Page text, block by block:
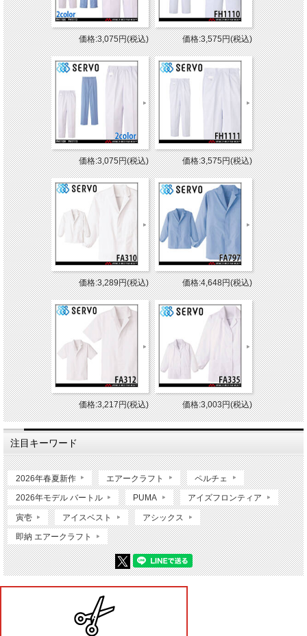
価格:3,075円(税込) 価格:3,575円(税込)
価格:3,075円(税込) 価格:3,575円(税込)
価格:3,289円(税込) 価格:4,648円(税込)
価格:3,217円(税込) 価格:3,003円(税込)
注目キーワード
2026年春夏新作 エアークラフト ペルチェ
2026年モデル バートル PUMA アイズフロンティア
寅壱 アイスベスト アシックス
即納 エアークラフト